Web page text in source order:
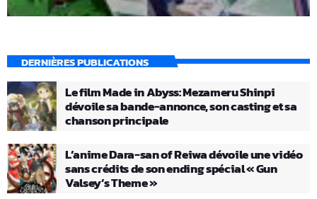
DERNIÈRES PUBLICATIONS
Le film Made in Abyss: Mezameru Shinpi
dévoile sa bande-annonce, son casting et sa
chanson principale
L’anime Dara-san of Reiwa dévoile une vidéo
sans crédits de son ending spécial « Gun
Valsey’s Theme »